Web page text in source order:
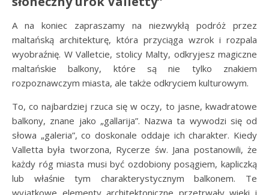
A na koniec zapraszamy na niezwykłą podróż przez
maltańską architekturę, która przyciąga wzrok i rozpala
wyobraźnię. W Valletcie, stolicy Malty, odkryjesz magiczne
maltańskie balkony, które są nie tylko znakiem
rozpoznawczym miasta, ale także odkryciem kulturowym.
To, co najbardziej rzuca się w oczy, to jasne, kwadratowe
balkony, znane jako „gallarija”. Nazwa ta wywodzi się od
słowa „galeria”, co doskonale oddaje ich charakter. Kiedy
Valletta była tworzona, Rycerze św. Jana postanowili, że
każdy róg miasta musi być ozdobiony posągiem, kapliczką
lub właśnie tym charakterystycznym balkonem. Te